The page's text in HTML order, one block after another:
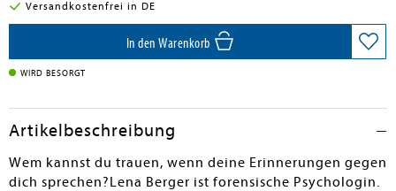
Versandkostenfrei in DE
In den Warenkorb
WIRD BESORGT
Artikelbeschreibung
Wem kannst du trauen, wenn deine Erinnerungen gegen
dich sprechen?Lena Berger ist forensische Psychologin.